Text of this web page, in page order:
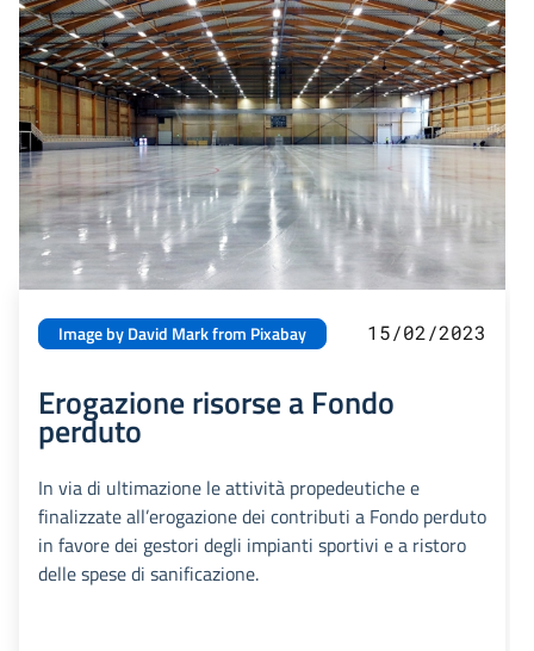
Image by David Mark from Pixabay 15/02/2023
Erogazione risorse a Fondo
perduto
In via di ultimazione le attività propedeutiche e
finalizzate all’erogazione dei contributi a Fondo perduto
in favore dei gestori degli impianti sportivi e a ristoro
delle spese di sanificazione.